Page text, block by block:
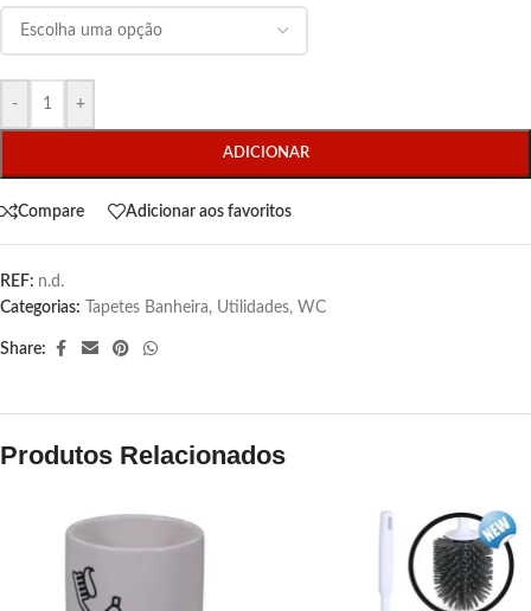
- +
ADICIONAR
Compare Adicionar aos favoritos
REF: n.d.
Categorias:
Tapetes Banheira, Utilidades, WC
Share:
Produtos Relacionados